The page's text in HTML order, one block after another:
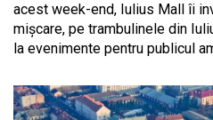
acest week-end, Iulius Mall îi
mișcare, pe trambulinele din
la evenimente pentru publicul